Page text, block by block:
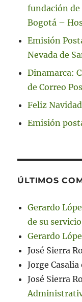
fundación de
Bogotá –
Emisión
Nevada de
Dinamarca:
de Correo
Feliz Navidad
Emisión
ÚLTIMOS
Gerardo
de su
Gerardo
José Sierra
Jorge Casalia
José Sierra